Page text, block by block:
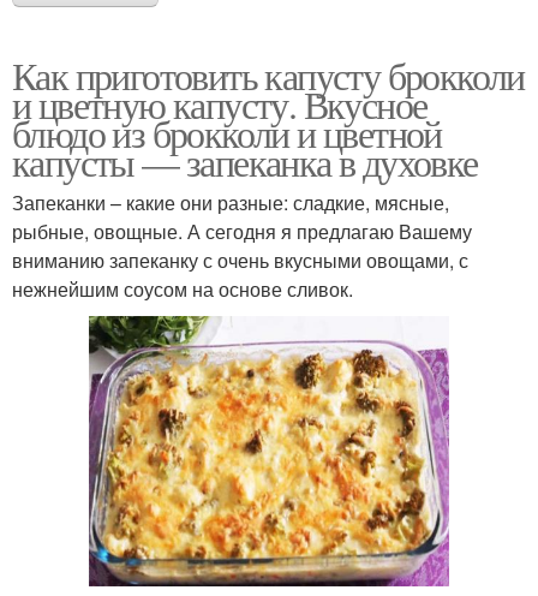
Как приготовить капусту брокколи
и цветную капусту. Вкусное
блюдо из брокколи и цветной
капусты — запеканка в духовке
Запеканки – какие они разные: сладкие, мясные,
рыбные, овощные. А сегодня я предлагаю Вашему
вниманию запеканку с очень вкусными овощами, с
нежнейшим соусом на основе сливок.